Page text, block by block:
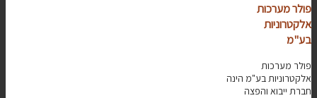
פולר מערכות
אלקטרוניות
בע"מ
פולר מערכות
אלקטרוניות בע"מ הינה
חברת ייבוא והפצה